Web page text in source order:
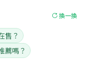
換一換
售？
薦嗎？